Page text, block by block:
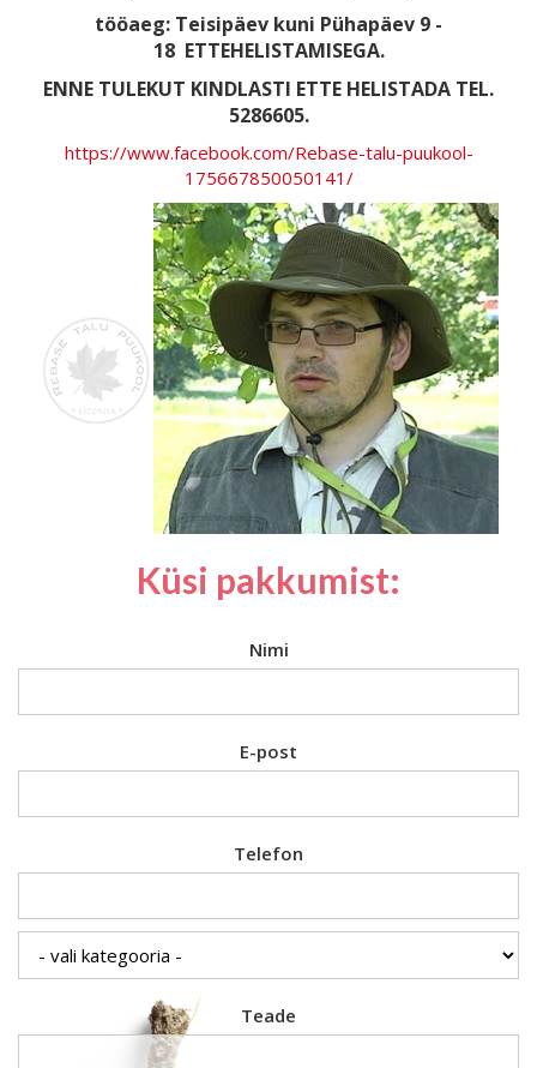
tööaeg: Teisipäev kuni Pühapäev 9 -
18 ETTEHELISTAMISEGA.
ENNE TULEKUT KINDLASTI ETTE HELISTADA TEL.
5286605.
https://www.facebook.com/Rebase-talu-puukool-
175667850050141/
Küsi pakkumist:
Nimi
E-post
Telefon
Teade